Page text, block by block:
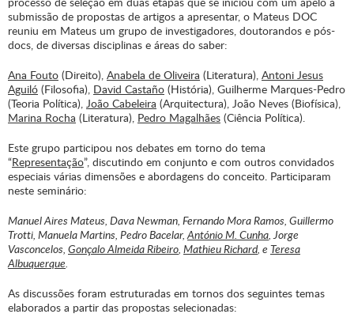
submissão de propostas de artigos a apresentar, o Mateus DOC
reuniu em Mateus um grupo de investigadores, doutorandos e pós-
docs, de diversas disciplinas e áreas do saber:
Ana Fouto (Direito), Anabela de Oliveira (Literatura), Antoni Jesus
Aguiló (Filosofia), David Castaño (História), Guilherme Marques-Pedro
(Teoria Política), João Cabeleira (Arquitectura), João Neves (Biofísica),
Marina Rocha (Literatura), Pedro Magalhães (Ciência Política).
Este grupo participou nos debates em torno do tema
“Representação”, discutindo em conjunto e com outros convidados
especiais várias dimensões e abordagens do conceito. Participaram
neste seminário:
Manuel Aires Mateus, Dava Newman, Fernando Mora Ramos, Guillermo
Trotti, Manuela Martins, Pedro Bacelar,António M. Cunha, Jorge
Vasconcelos, Gonçalo Almeida Ribeiro, Mathieu Richard, e Teresa
Albuquerque.
As discussões foram estruturadas em tornos dos seguintes temas
elaborados a partir das propostas selecionadas: